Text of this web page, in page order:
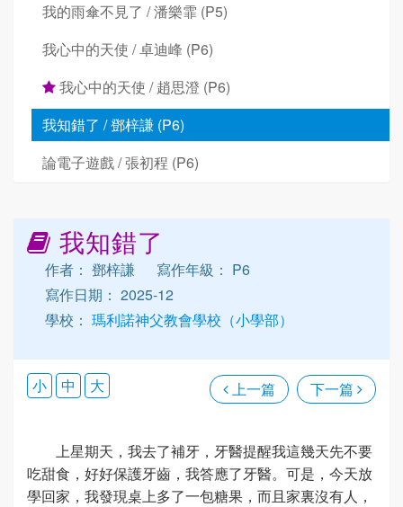
我的雨傘不見了 / 潘樂霏 (P5)
我心中的天使 / 卓迪峰 (P6)
我心中的天使 / 趙思澄 (P6)
我知錯了 / 鄧梓謙 (P6)
論電子遊戲 / 張初程 (P6)
我知錯了
作者： 鄧梓謙
寫作年級： P6
寫作日期： 2025-12
學校： 瑪利諾神父教會學校（小學部）
上一篇 下一篇
小 中 大
上星期天，我去了補牙，牙醫提醒我這幾天先不要
吃甜食，好好保護牙齒，我答應了牙醫。可是，今天放
學回家，我發現桌上多了一包糖果，而且家裏沒有人，